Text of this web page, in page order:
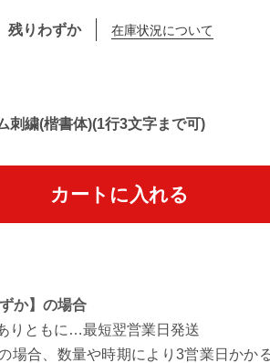
残りわずか 在庫状況について
刺繍(楷書体)(1行3文字まで可)
カートに入れる
か】の場合
りともに…最短翌営業日発送
場合、数量や時期により3営業日かか